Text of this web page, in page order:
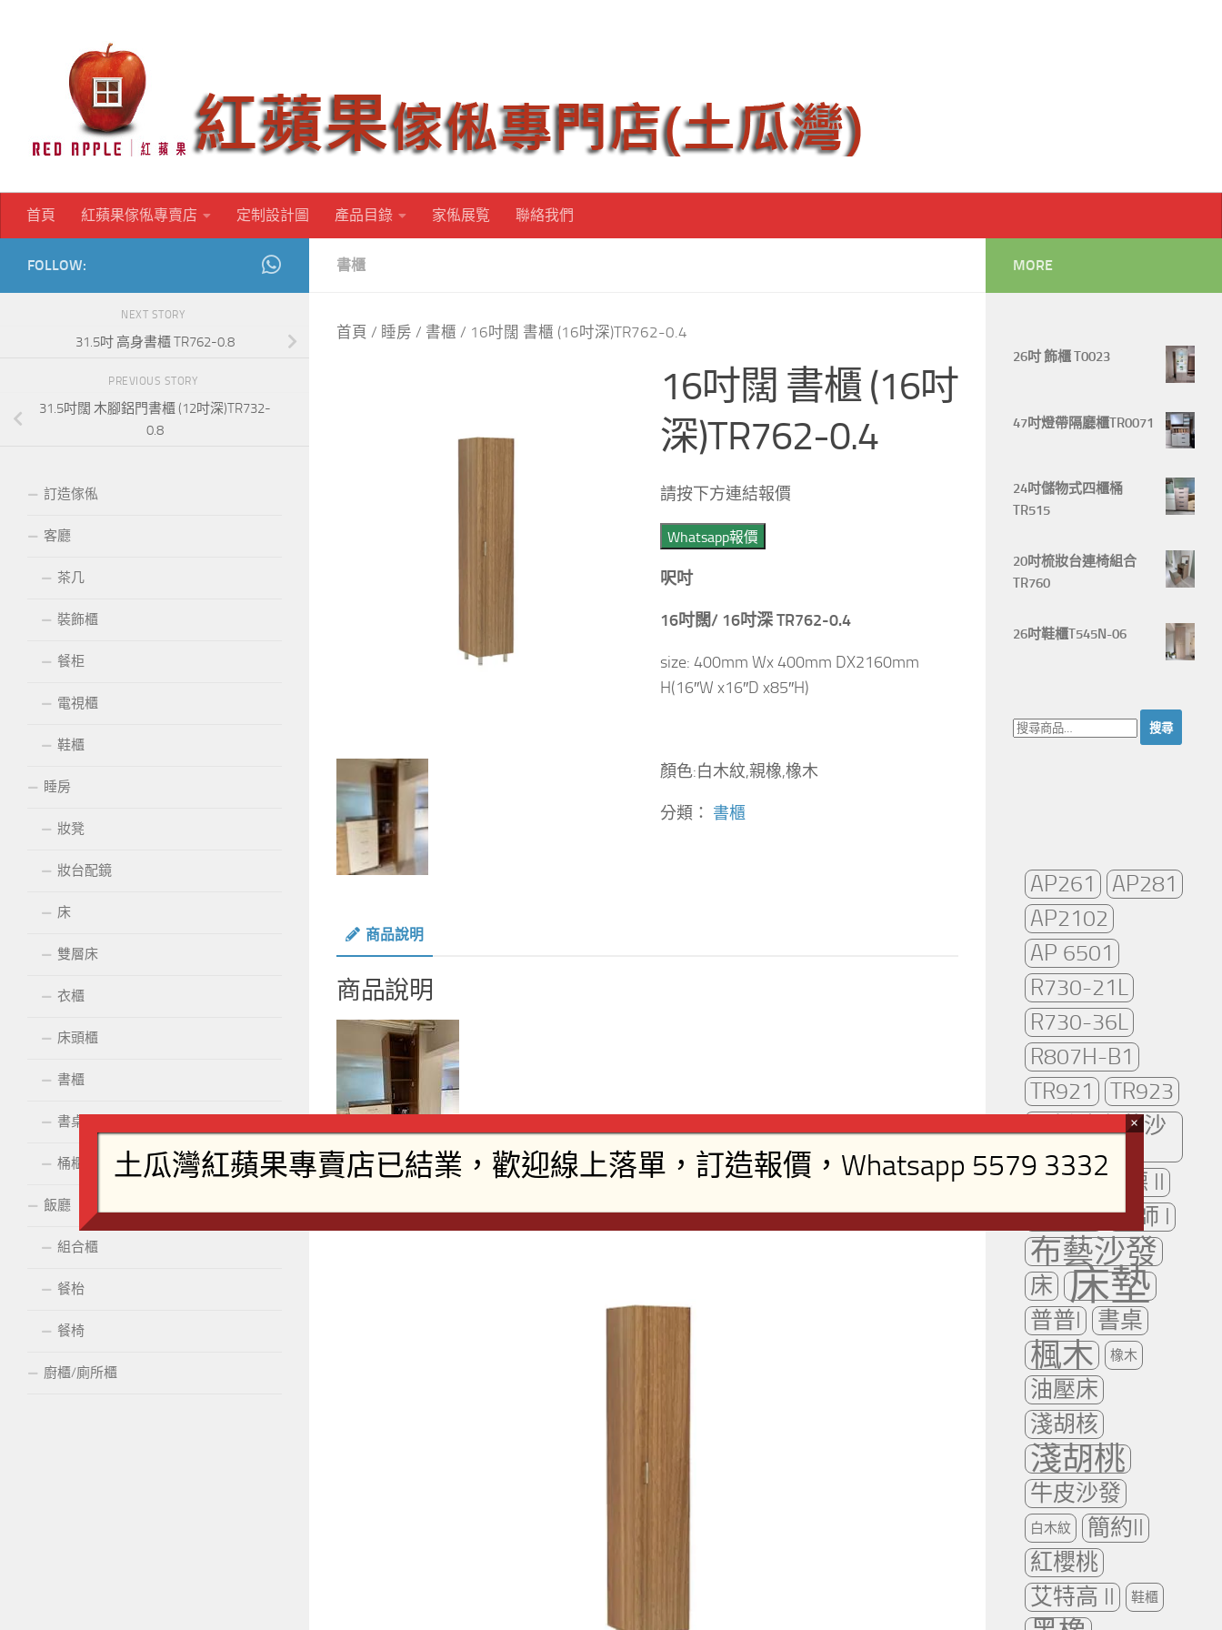
首頁 紅蘋果傢俬專賣店 定制設計圖 產品目錄 家俬展覧 聯絡我們
書櫃
首頁 / 睡房 / 書櫃 / 16吋闊 書櫃 (16吋深)TR762-0.4
16吋闊 書櫃 (16吋
深)TR762-0.4
請按下方連結報價
Whatsapp報價
呎吋
16吋闊/ 16吋深 TR762-0.4
size: 400mm Wx 400mm DX2160mm
H(16″W x16″D x85″H)
顏色:白木紋,親橡,橡木
分類： 書櫃
商品說明
商品說明
FOLLOW:
NEXT STORY
31.5吋 高身書櫃 TR762-0.8
PREVIOUS STORY
31.5吋闊 木腳鋁門書櫃 (12吋深)TR732-
0.8
訂造傢俬
客廳
茶几
裝飾櫃
餐柜
電視櫃
鞋櫃
睡房
妝凳
妝台配鏡
床
雙層床
衣櫃
床頭櫃
書櫃
書桌
桶櫃
飯廳
組合櫃
餐枱
餐椅
廚櫃/廁所櫃
MORE
26吋 飾櫃 T0023
47吋燈帶隔廳櫃TR0071
24吋儲物式四櫃桶
TR515
20吋梳妝台連椅組合
TR760
26吋鞋櫃T545N-06
搜
尋：
AP261
AP281
AP2102
AP 6501
R730-21L
R730-36L
R807H-B1
TR921
TR923
可拆洗布藝沙
哥德 I
哥德 II
哥德 III
大師 I
布藝沙發
床 床墊
普普I 書桌
楓木 橡木
油壓床
淺胡核
淺胡桃
牛皮沙發
白木紋
簡約II
紅櫻桃
艾特高 II
鞋櫃